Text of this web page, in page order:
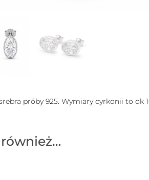
próby 925. Wymiary cyrkonii to ok